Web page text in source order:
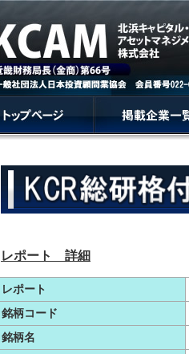
レポート 詳細
レポート
銘柄コード
銘柄名